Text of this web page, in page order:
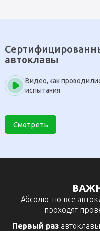
автоклавы
Видео, как
испытания
Смотреть
Абсолютно все
проходят
Первый раз